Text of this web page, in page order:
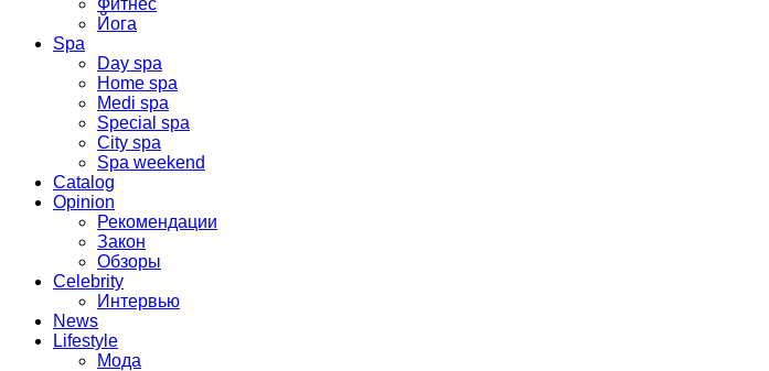
Фитнес
Йога
Spa
Day spa
Home spa
Medi spa
Special spa
City spa
Spa weekend
Catalog
Opinion
Рекомендации
Закон
Обзоры
Celebrity
Интервью
News
Lifestyle
Мода